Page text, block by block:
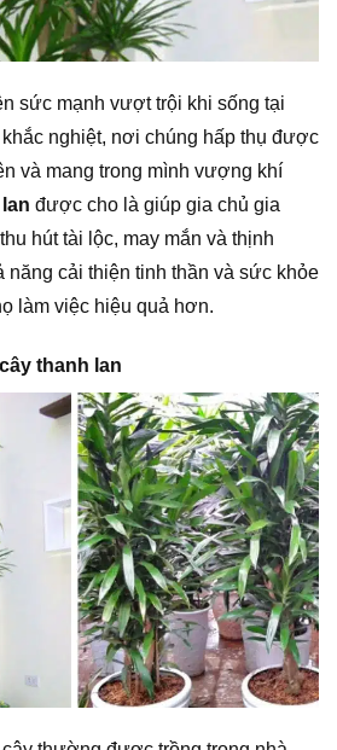
sức mạnh vượt trội khi sống tại
nghiệt, nơi chúng hấp thụ được
và mang trong mình vượng khí
được cho là giúp gia chủ gia
hút tài lộc, may mắn và thịnh
năng cải thiện tinh thần và sức khỏe
làm việc hiệu quả hơn.
thanh lan